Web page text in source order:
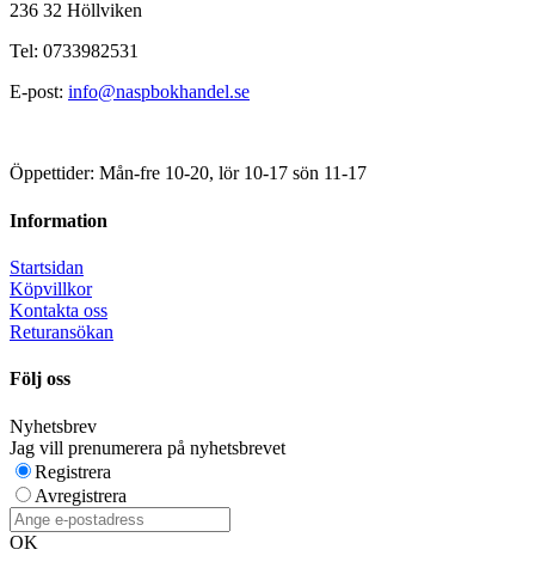
236 32 Höllviken
Tel: 0733982531
E-post: info@naspbokhandel.se
Öppettider: Mån-fre 10-20, lör 10-17 sön 11-17
Information
Startsidan
Köpvillkor
Kontakta oss
Returansökan
Följ oss
Nyhetsbrev
Jag vill prenumerera på nyhetsbrevet
Registrera
Avregistrera
OK